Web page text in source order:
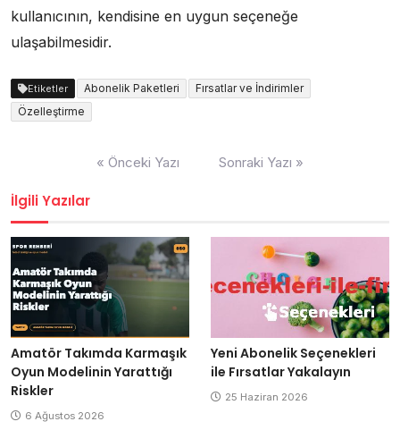
kullanıcının, kendisine en uygun seçeneğe
ulaşabilmesidir.
Etiketler Abonelik Paketleri
Fırsatlar ve İndirimler
Özelleştirme
« Önceki Yazı Sonraki Yazı »
İlgili Yazılar
Amatör Takımda Karmaşık
Oyun Modelinin Yarattığı
Riskler
6 Ağustos 2026
Yeni Abonelik Seçenekleri
ile Fırsatlar Yakalayın
25 Haziran 2026